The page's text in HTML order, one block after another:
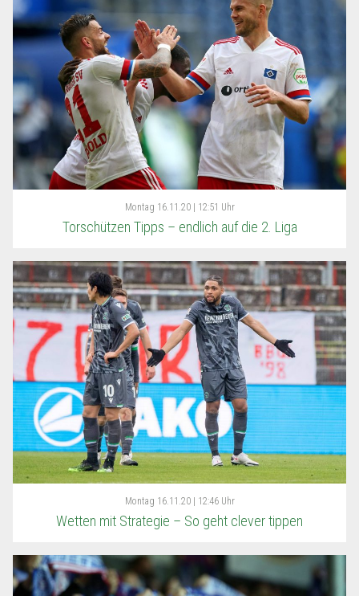
Montag 16.11.20 | 12:51 Uhr
Torschützen Tipps – endlich auf die 2. Liga
Montag 16.11.20 | 12:46 Uhr
Wetten mit Strategie – So geht clever tippen